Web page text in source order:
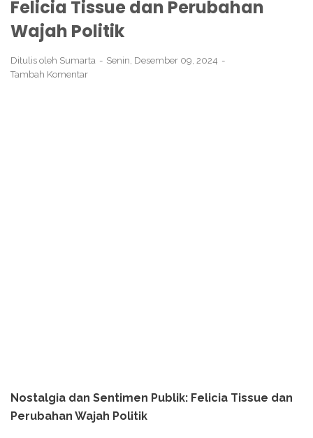
Felicia Tissue dan Perubahan
Wajah Politik
Ditulis oleh Sumarta
Senin, Desember 09, 2024
Tambah Komentar
Nostalgia dan Sentimen Publik: Felicia Tissue dan
Perubahan Wajah Politik